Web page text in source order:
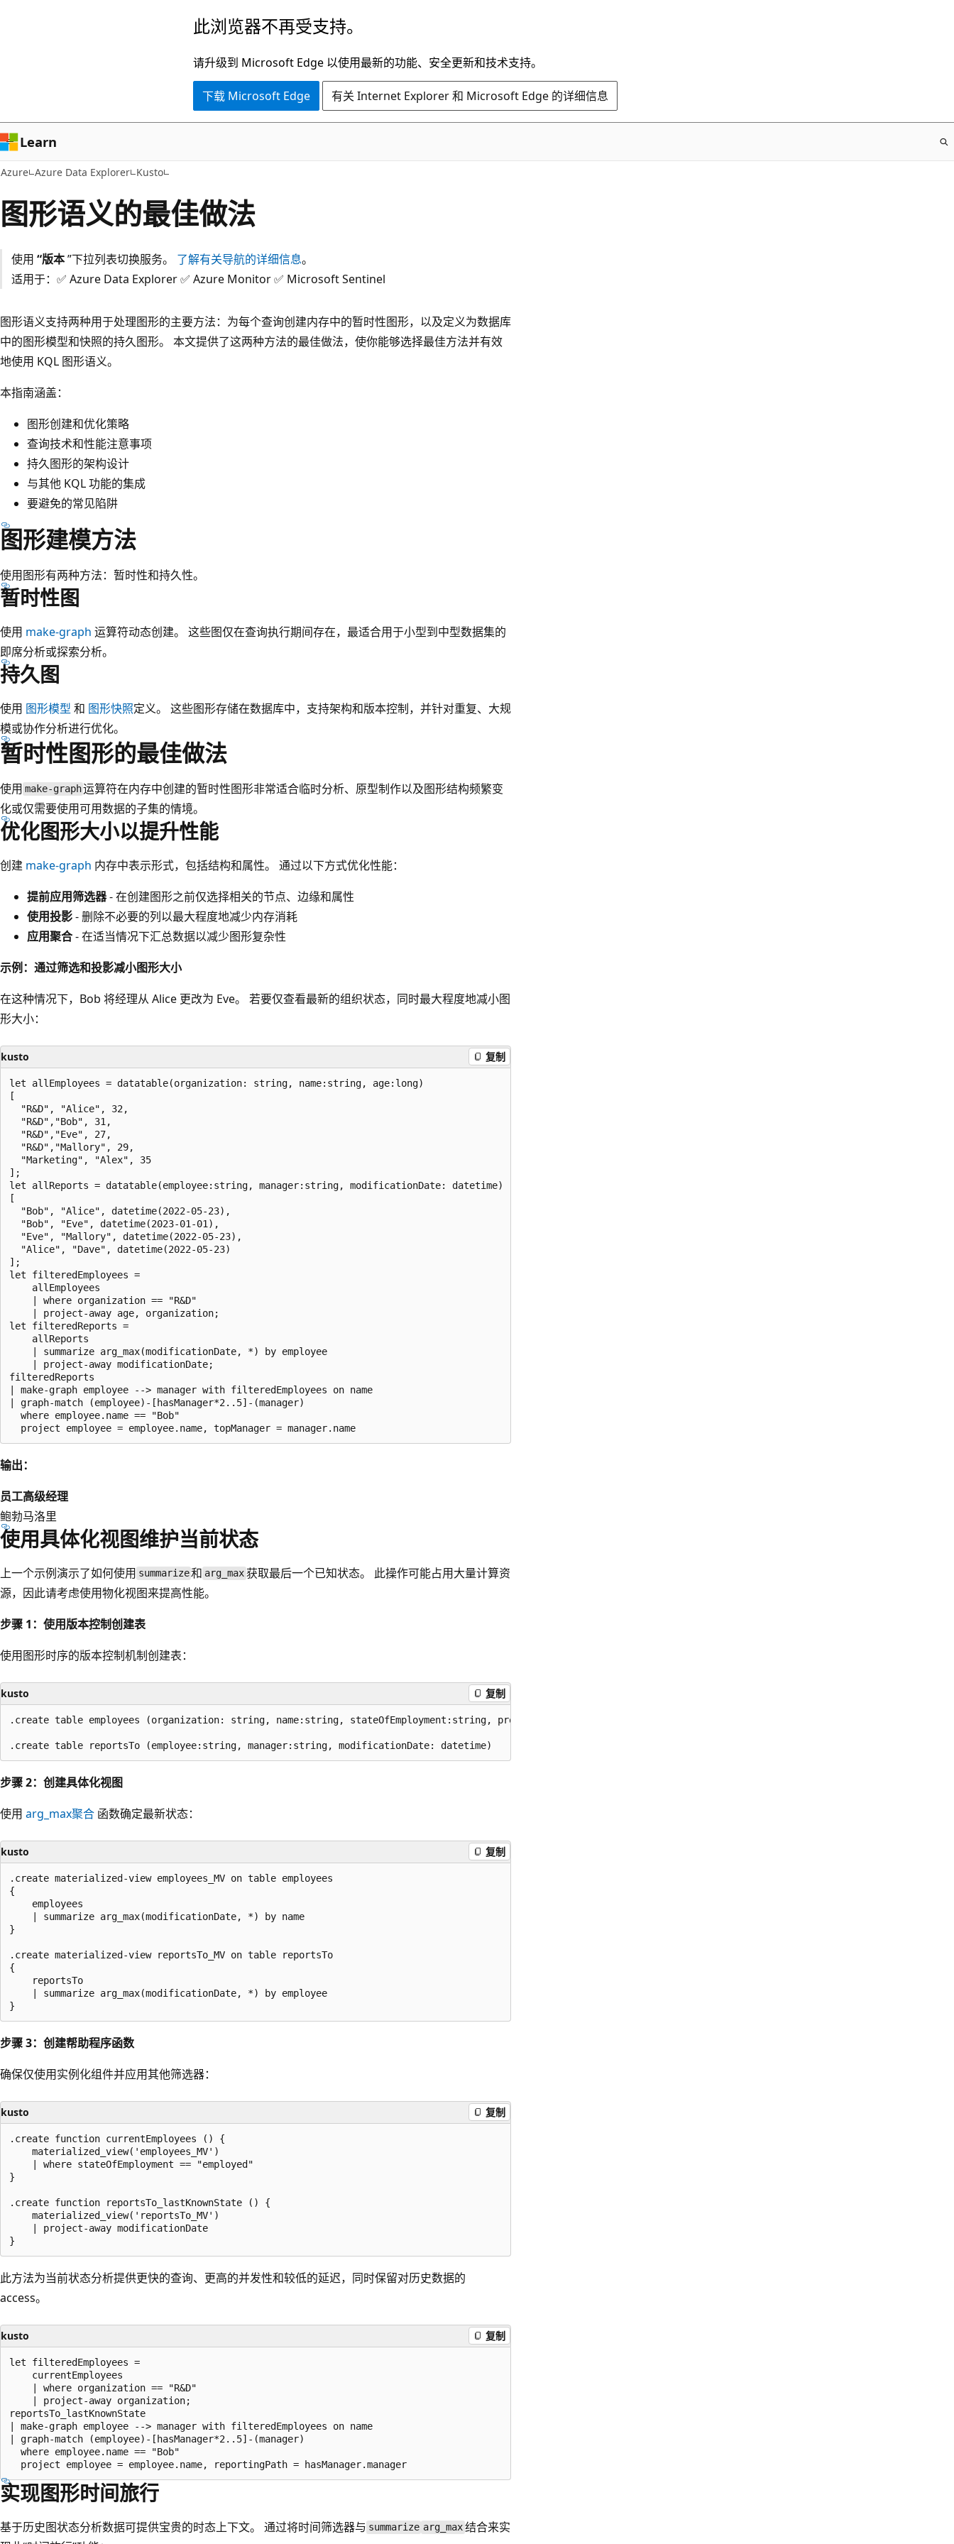
容
此浏览器不再受支持。
请升级到 Microsoft Edge 以使用最新的功能、安全更新和技术支持。
下载 Microsoft Edge 有关 Internet Explorer 和 Microsoft Edge 的详细信息
Learn
Azure Azure Data Explorer Kusto
图形语义的最佳做法
使用 “版本”下拉列表切换服务。 了解有关导航的详细信息。
适用于：✅ Azure Data Explorer ✅ Azure Monitor ✅ Microsoft Sentinel
图形语义支持两种用于处理图形的主要方法：为每个查询创建内存中的暂时性图形，以及定义为数据库
中的图形模型和快照的持久图形。 本文提供了这两种方法的最佳做法，使你能够选择最佳方法并有效
地使用 KQL 图形语义。
本指南涵盖：
图形创建和优化策略
查询技术和性能注意事项
持久图形的架构设计
与其他 KQL 功能的集成
要避免的常见陷阱
图形建模方法
使用图形有两种方法：暂时性和持久性。
暂时性图
使用 make-graph 运算符动态创建。 这些图仅在查询执行期间存在，最适合用于小型到中型数据集的
即席分析或探索分析。
持久图
使用 图形模型 和 图形快照定义。 这些图形存储在数据库中，支持架构和版本控制，并针对重复、大规
模或协作分析进行优化。
暂时性图形的最佳做法
使用 make-graph运算符在内存中创建的暂时性图形非常适合临时分析、原型制作以及图形结构频繁变
化或仅需要使用可用数据的子集的情境。
优化图形大小以提升性能
创建 make-graph 内存中表示形式，包括结构和属性。 通过以下方式优化性能：
提前应用筛选器- 在创建图形之前仅选择相关的节点、边缘和属性
使用投影- 删除不必要的列以最大程度地减少内存消耗
应用聚合- 在适当情况下汇总数据以减少图形复杂性
示例：通过筛选和投影减小图形大小
在这种情况下，Bob 将经理从 Alice 更改为 Eve。 若要仅查看最新的组织状态，同时最大程度地减小图
形大小：
kusto 复制
let allEmployees = datatable(organization: string, name:string, age:long)
[
  "R&D", "Alice", 32,
  "R&D","Bob", 31,
  "R&D","Eve", 27,
  "R&D","Mallory", 29,
  "Marketing", "Alex", 35
];
let allReports = datatable(employee:string, manager:string, modificationDate: datetime)
[
  "Bob", "Alice", datetime(2022-05-23),
  "Bob", "Eve", datetime(2023-01-01),
  "Eve", "Mallory", datetime(2022-05-23),
  "Alice", "Dave", datetime(2022-05-23)
];
let filteredEmployees =
    allEmployees
    | where organization == "R&D"
    | project-away age, organization;
let filteredReports =
    allReports
    | summarize arg_max(modificationDate, *) by employee
    | project-away modificationDate;
filteredReports
| make-graph employee --> manager with filteredEmployees on name
| graph-match (employee)-[hasManager*2..5]-(manager)
  where employee.name == "Bob"
输出：
员工高级经理
鲍勃马洛里
使用具体化视图维护当前状态
上一个示例演示了如何使用 summarize和 arg_max获取最后一个已知状态。 此操作可能占用大量计算资
源，因此请考虑使用物化视图来提高性能。
步骤 1：使用版本控制创建表
使用图形时序的版本控制机制创建表：
kusto 复制
.create table employees (organization: string, name:string, stateOfEmployment:string, properties:dynamic, modificationDate:datetime)
步骤 2：创建具体化视图
使用 arg_max聚合 函数确定最新状态：
kusto 复制
.create materialized-view employees_MV on table employees
{
    employees
    | summarize arg_max(modificationDate, *) by name
}
.create materialized-view reportsTo_MV on table reportsTo
{
    reportsTo
    | summarize arg_max(modificationDate, *) by employee
步骤 3：创建帮助程序函数
确保仅使用实例化组件并应用其他筛选器：
kusto 复制
.create function currentEmployees () {
    materialized_view('employees_MV')
    | where stateOfEmployment == "employed"
}
.create function reportsTo_lastKnownState () {
    materialized_view('reportsTo_MV')
    | project-away modificationDate
此方法为当前状态分析提供更快的查询、更高的并发性和较低的延迟，同时保留对历史数据的
access。
kusto 复制
let filteredEmployees =
    currentEmployees
    | where organization == "R&D"
    | project-away organization;
reportsTo_lastKnownState
| make-graph employee --> manager with filteredEmployees on name
| graph-match (employee)-[hasManager*2..5]-(manager)
  where employee.name == "Bob"
实现图形时间旅行
基于历史图状态分析数据可提供宝贵的时态上下文。 通过将时间筛选器与 summarize arg_max结合来实